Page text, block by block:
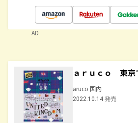
AD
ａｒｕｃｏ 東京
aruco 国内
2022.10.14 発売